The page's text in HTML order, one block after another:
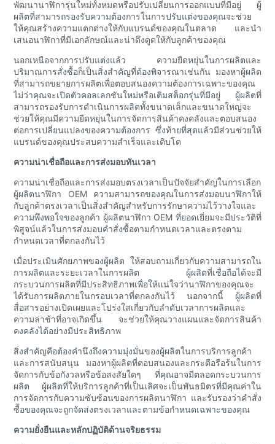
พัฒนานาฬิการุ่นใหม่ทั้งหมดหรือปรับเปลี่ยนการออกแบบที่มีอยู่ ผู้
ผลิตที่สามารถรองรับความต้องการในการปรับแต่งของคุณจะช่วย
ให้คุณสร้างความแตกต่างให้กับแบรนด์ของคุณในตลาด และนำ
เสนอนาฬิกาที่มีเอกลักษณ์และน่าดึงดูดให้กับลูกค้าของคุณ
นอกเหนือจากการปรับแต่งแล้ว ความยืดหยุ่นในการผลิตและ
ปริมาณการสั่งซื้อก็เป็นสิ่งสำคัญที่ต้องพิจารณาเช่นกัน มองหาผู้ผลิต
ที่สามารถขยายการผลิตเพื่อตอบสนองความต้องการเฉพาะของคุณ
ไม่ว่าคุณจะเปิดตัวคอลเลกชันใหม่หรือเติมสต็อกรุ่นที่มีอยู่ ผู้ผลิตที่
สามารถรองรับการดำเนินการผลิตทั้งขนาดเล็กและขนาดใหญ่จะ
ช่วยให้คุณมีความยืดหยุ่นในการจัดการสินค้าคงคลังและตอบสนอง
ต่อการเปลี่ยนแปลงของความต้องการ ซึ่งท้ายที่สุดแล้วมีส่วนช่วยให้
แบรนด์ของคุณประสบความสำเร็จและเติบโต
ความน่าเชื่อถือและการส่งมอบทันเวลา
ความน่าเชื่อถือและการส่งมอบตรงเวลาเป็นปัจจัยสำคัญในการเลือก
ผู้ผลิตนาฬิกา OEM ความสามารถของคุณในการส่งมอบนาฬิกาให้
กับลูกค้าตรงเวลาเป็นสิ่งสำคัญสำหรับการรักษาความไว้วางใจและ
ความพึงพอใจของลูกค้า ผู้ผลิตนาฬิกา OEM ที่ยอดเยี่ยมจะมีประวัติที่
พิสูจน์แล้วในการส่งมอบคำสั่งซื้อตามกำหนดเวลาและตรงตาม
กำหนดเวลาที่ตกลงกันไว้
เมื่อประเมินศักยภาพของผู้ผลิต ให้สอบถามเกี่ยวกับความสามารถใน
การผลิตและระยะเวลาในการผลิต ผู้ผลิตที่เชื่อถือได้จะมี
กระบวนการผลิตที่มีประสิทธิภาพเพื่อให้แน่ใจว่านาฬิกาของคุณจะ
ได้รับการผลิตภายในกรอบเวลาที่ตกลงกันไว้ นอกจากนี้ ผู้ผลิตที่
สื่อสารอย่างเปิดเผยและโปร่งใสเกี่ยวกับลำดับเวลาการผลิตและ
ความล่าช้าที่อาจเกิดขึ้น จะช่วยให้คุณวางแผนและจัดการสินค้า
คงคลังได้อย่างมีประสิทธิภาพ
สิ่งสำคัญคือต้องคำนึงถึงความมุ่งมั่นของผู้ผลิตในการบริการลูกค้า
และการสนับสนุน มองหาผู้ผลิตที่ตอบสนองและกระตือรือร้นในการ
จัดการกับข้อกังวลหรือข้อสงสัยใดๆ ที่คุณอาจมีตลอดกระบวนการ
ผลิต ผู้ผลิตที่ให้บริการลูกค้าที่เป็นเลิศจะเป็นพันธมิตรที่มีคุณค่าใน
การจัดการกับความซับซ้อนของการผลิตนาฬิกา และรับรองว่าคำสั่ง
ซื้อของคุณจะถูกจัดส่งตรงเวลาและตามข้อกำหนดเฉพาะของคุณ
ความยั่งยืนและหลักปฏิบัติด้านจริยธรรม